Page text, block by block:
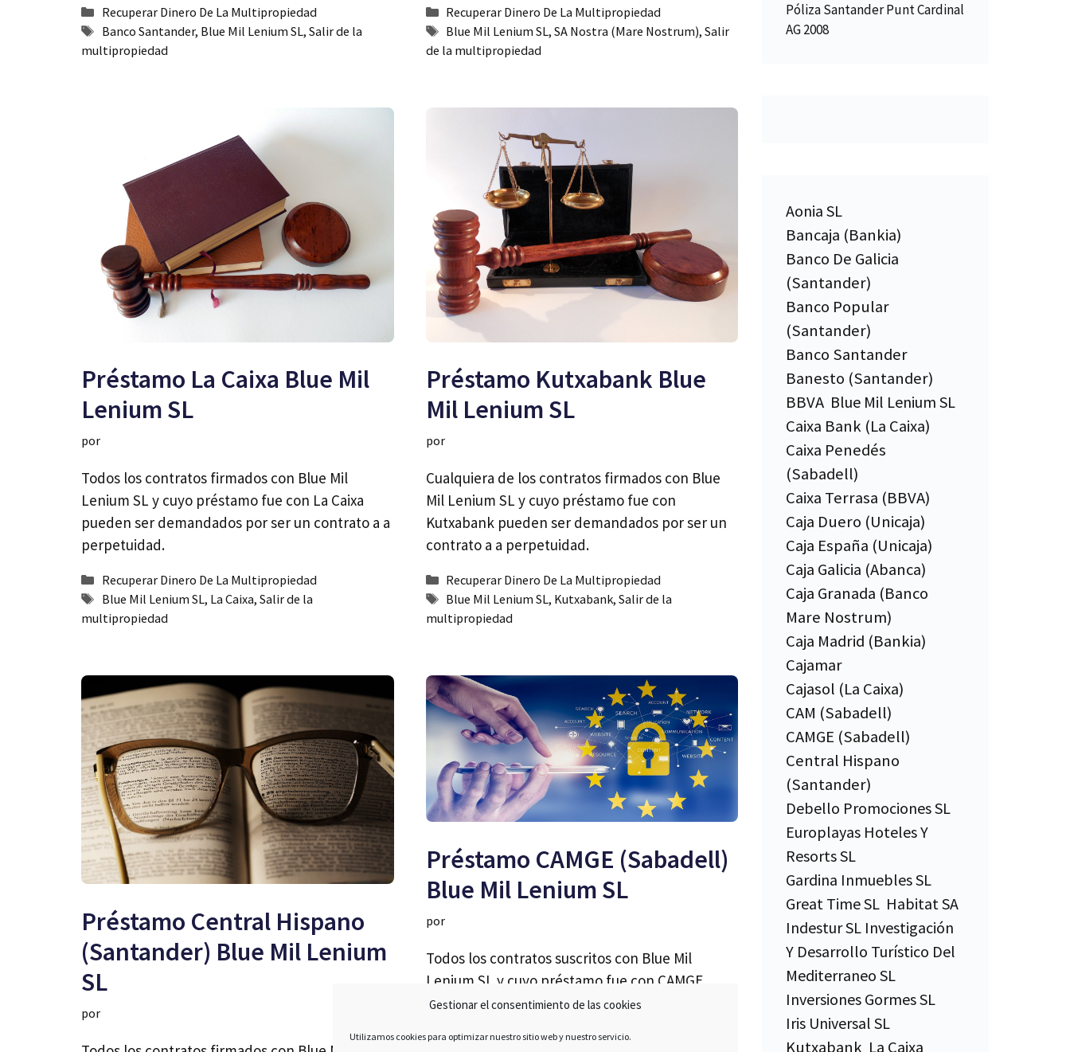
Gestionar el consentimiento de las cookies
Utilizamos cookies para optimizar nuestro sitio web y nuestro servicio.
Categorías
Recuperar Dinero De La Multipropiedad
Etiquetas
Banco Santander, Blue Mil Lenium SL, Salir de la
multipropiedad
Categorías
Recuperar Dinero De La Multipropiedad
Etiquetas
Blue Mil Lenium SL,SA Nostra (Mare Nostrum),Salir
de la multipropiedad
Préstamo La Caixa Blue Mil
Lenium SL
por
Todos los contratos firmados con Blue Mil
Lenium SL y cuyo préstamo fue con La Caixa
pueden ser demandados por ser un contrato a a
perpetuidad.
Categorías
Recuperar Dinero De La Multipropiedad
Etiquetas
Blue Mil Lenium SL, La Caixa, Salir de la
multipropiedad
Préstamo Kutxabank Blue
Mil Lenium SL
por
Cualquiera de los contratos firmados con Blue
Mil Lenium SL y cuyo préstamo fue con
Kutxabank pueden ser demandados por ser un
contrato a a perpetuidad.
Categorías
Recuperar Dinero De La Multipropiedad
Etiquetas
Blue Mil Lenium SL, Kutxabank,Salir de la
multipropiedad
Préstamo Central Hispano
(Santander) Blue Mil Lenium
SL
por
Préstamo CAMGE (Sabadell)
Blue Mil Lenium SL
por
Todos los contratos suscritos con Blue Mil
Lenium SL y cuyo préstamo fue con CAMGE
(Sabadell) pueden ser demandados por ser un
Póliza Santander Punt Cardinal
AG 2008
Aonia SL
Bancaja (Bankia)
Banco De Galicia
(Santander)
Banco Popular
(Santander)
Banco Santander
Banesto (Santander)
BBVA Blue Mil Lenium SL
Caixa Bank (La Caixa)
Caixa Penedés
(Sabadell)
Caixa Terrasa (BBVA)
Caja Duero (Unicaja)
Caja España (Unicaja)
Caja Galicia (Abanca)
Caja Granada (Banco
Mare Nostrum)
Caja Madrid (Bankia)
Cajamar
Cajasol (La Caixa)
CAM (Sabadell)
CAMGE (Sabadell)
Central Hispano
(Santander)
Debello Promociones SL
Europlayas Hoteles Y
Resorts SL
Gardina Inmuebles SL
Great Time SL Habitat SA
Indestur SL Investigación
Y Desarrollo Turístico Del
Mediterraneo SL
Inversiones Gormes SL
Iris Universal SL
Kutxabank La Caixa